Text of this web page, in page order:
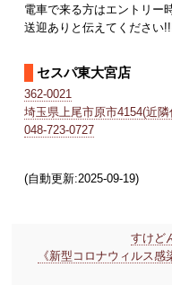
電車で来る方はエントリー
送迎ありと伝えてください
セスパ東大宮店
362-0021
埼玉県上尾市原市4154(近
048-723-0727
(自動更新:2025-09-19)
すけど
《新型コロナウィルス